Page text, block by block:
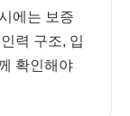
에는 보증
력 구조, 입
확인해야